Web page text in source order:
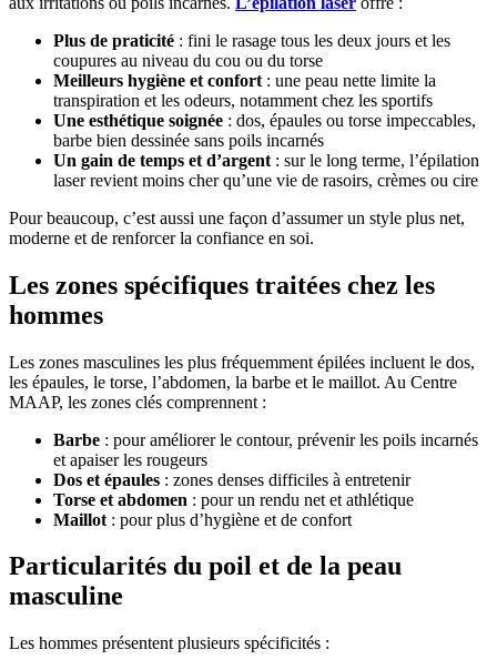
Plus de praticité : fini le rasage tous les deux jours et les
coupures au niveau du cou ou du torse
Meilleurs hygiène et confort : une peau nette limite la
transpiration et les odeurs, notamment chez les sportifs
Une esthétique soignée : dos, épaules ou torse impeccables,
barbe bien dessinée sans poils incarnés
Un gain de temps et d’argent : sur le long terme, l’épilation
laser revient moins cher qu’une vie de rasoirs, crèmes ou cire
Pour beaucoup, c’est aussi une façon d’assumer un style plus net,
moderne et de renforcer la confiance en soi.
Les zones spécifiques traitées chez les
hommes
Les zones masculines les plus fréquemment épilées incluent le dos,
les épaules, le torse, l’abdomen, la barbe et le maillot. Au Centre
MAAP, les zones clés comprennent :
Barbe : pour améliorer le contour, prévenir les poils incarnés
et apaiser les rougeurs
Dos et épaules : zones denses difficiles à entretenir
Torse et abdomen : pour un rendu net et athlétique
Maillot : pour plus d’hygiène et de confort
Particularités du poil et de la peau
masculine
Les hommes présentent plusieurs spécificités :